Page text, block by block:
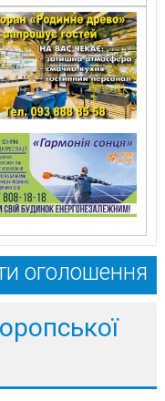
оголошення